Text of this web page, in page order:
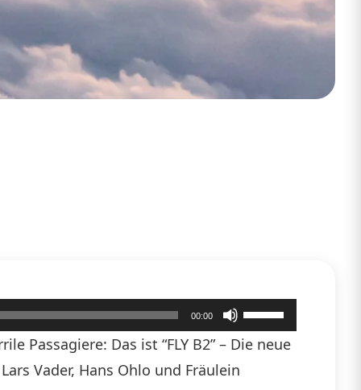
00:00
Pfeiltasten
Hoch/Runter
Passagiere: Das ist “FLY B2” – Die neue
Vader, Hans Ohlo und Fräulein